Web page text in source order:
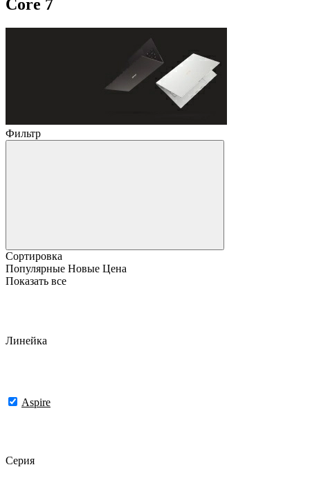
Core 7
Фильтр
Сортировка
Популярные Новые Цена
Показать все
Линейка
Aspire
Серия